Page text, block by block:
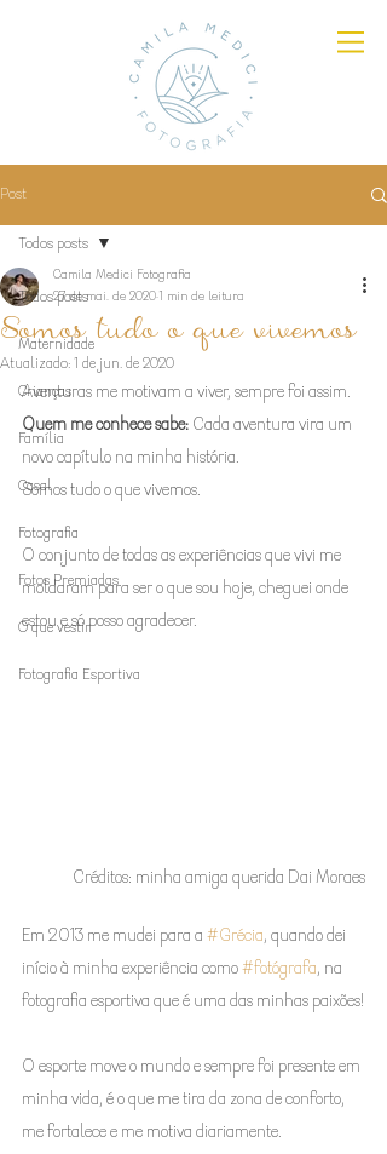
Post
Todos posts
Maternidade
Crianças
Família
Casal
Fotografia
Fotos Premiadas
O que vestir
Fotografia Esportiva
Todos posts
Somos tudo o que vivemos
Camila Medici Fotografia
27 de mai. de 2020 1 min de leitura
Atualizado: 1 de jun. de 2020
Aventuras me motivam a viver, sempre foi assim.
Quem me conhece sabe: Cada aventura vira um
novo capítulo na minha história.
Somos tudo o que vivemos.
O conjunto de todas as experiências que vivi me
moldaram para ser o que sou hoje, cheguei onde
estou e só posso agradecer.
Créditos: minha amiga querida Dai Moraes
Em 2013 me mudei para a #Grécia, quando dei
início à minha experiência como #fotógrafa, na
fotografia esportiva que é uma das minhas paixões!
O esporte move o mundo e sempre foi presente em
minha vida, é o que me tira da zona de conforto,
me fortalece e me motiva diariamente.